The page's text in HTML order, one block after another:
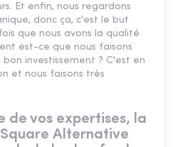
Et enfin, nous regardons
donc ça, c'est le but
que nous avons la qualité
est-ce que nous faisons
investissement ? C'est en
et nous faisons très
de vos expertises, la
Alternative